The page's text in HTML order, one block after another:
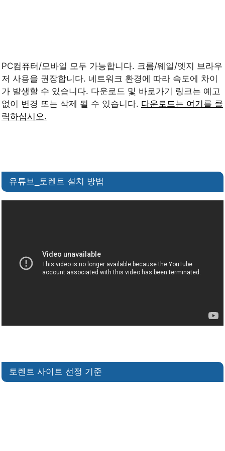
PC컴퓨터/모바일 모두 가능합니다. 크롬/웨일/엣지 브라우
저 사용을 권장합니다. 네트워크 환경에 따라 속도에 차이
가 발생할 수 있습니다. 다운로드 및 바로가기 링크는 예고
없이 변경 또는 삭제 될 수 있습니다. 다운로드는 여기를 클
릭하십시오.
유튜브_토렌트 설치 방법
토렌트 사이트 선정 기준